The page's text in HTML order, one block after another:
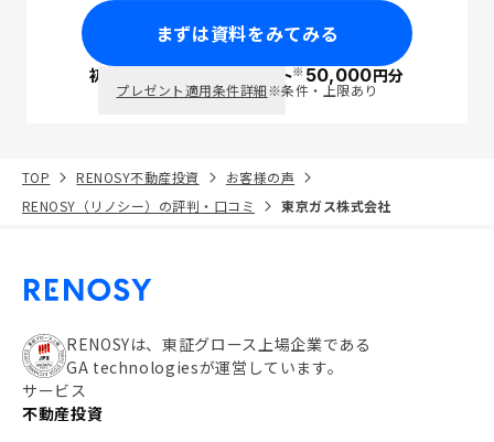
まずは資料をみてみる
初回面談で ポイント※50,000円分
プレゼント適用条件詳細※条件・上限あり
TOP RENOSY不動産投資
お客様の声
RENOSY（リノシー）の評判・口コミ
東京ガス株式会社
RENOSYは、東証グロース上場企業である
GA technologiesが運営しています。
サービス
不動産投資